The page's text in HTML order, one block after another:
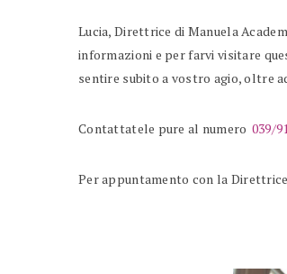
Lucia, Direttrice di Manuela
informazioni e per farvi visitare
sentire subito a vostro agio, oltre
Contattatele pure al numero 039/
Per appuntamento con la